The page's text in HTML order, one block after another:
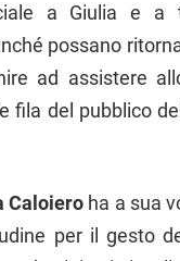
a Giulia e a
possano
ad assistere
fila del pubblico
Caloiero ha a sua
per il gesto